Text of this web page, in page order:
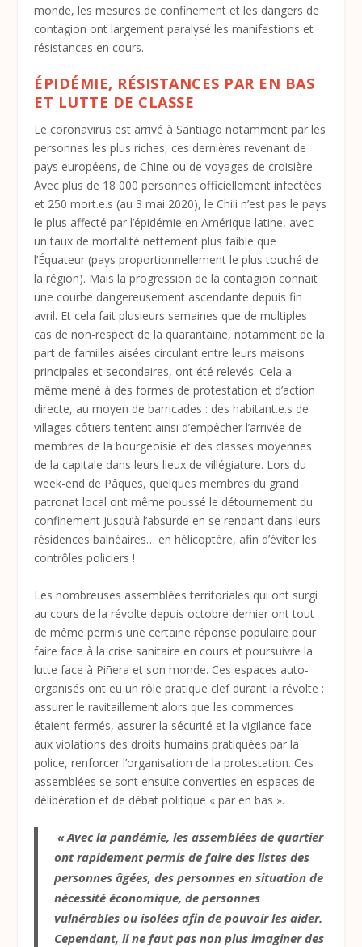
monde, les mesures de confinement et les dangers de
contagion ont largement paralysé les manifestions et
résistances en cours.
ÉPIDÉMIE, RÉSISTANCES PAR EN BAS
ET LUTTE DE CLASSE
Le coronavirus est arrivé à Santiago notamment par les
personnes les plus riches, ces dernières revenant de
pays européens, de Chine ou de voyages de croisière.
Avec plus de 18 000 personnes officiellement infectées
et 250 mort.e.s (au 3 mai 2020), le Chili n’est pas le pays
le plus affecté par l’épidémie en Amérique latine, avec
un taux de mortalité nettement plus faible que
l’Équateur (pays proportionnellement le plus touché de
la région). Mais la progression de la contagion connait
une courbe dangereusement ascendante depuis fin
avril. Et cela fait plusieurs semaines que de multiples
cas de non-respect de la quarantaine, notamment de la
part de familles aisées circulant entre leurs maisons
principales et secondaires, ont été relevés. Cela a
même mené à des formes de protestation et d’action
directe, au moyen de barricades : des habitant.e.s de
villages côtiers tentent ainsi d’empêcher l’arrivée de
membres de la bourgeoisie et des classes moyennes
de la capitale dans leurs lieux de villégiature. Lors du
week-end de Pâques, quelques membres du grand
patronat local ont même poussé le détournement du
confinement jusqu’à l’absurde en se rendant dans leurs
résidences balnéaires… en hélicoptère, afin d’éviter les
contrôles policiers !
Les nombreuses assemblées territoriales qui ont surgi
au cours de la révolte depuis octobre dernier ont tout
de même permis une certaine réponse populaire pour
faire face à la crise sanitaire en cours et poursuivre la
lutte face à Piñera et son monde. Ces espaces auto-
organisés ont eu un rôle pratique clef durant la révolte :
assurer le ravitaillement alors que les commerces
étaient fermés, assurer la sécurité et la vigilance face
aux violations des droits humains pratiquées par la
police, renforcer l’organisation de la protestation. Ces
assemblées se sont ensuite converties en espaces de
délibération et de débat politique « par en bas ».
« Avec la pandémie, les assemblées de quartier
ont rapidement permis de faire des listes des
personnes âgées, des personnes en situation de
nécessité économique, de personnes
vulnérables ou isolées afin de pouvoir les aider.
Cependant, il ne faut pas non plus imaginer des